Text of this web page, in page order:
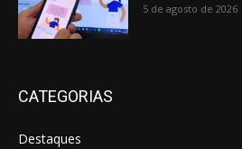
5 de agosto de 2026
CATEGORIAS
Destaques